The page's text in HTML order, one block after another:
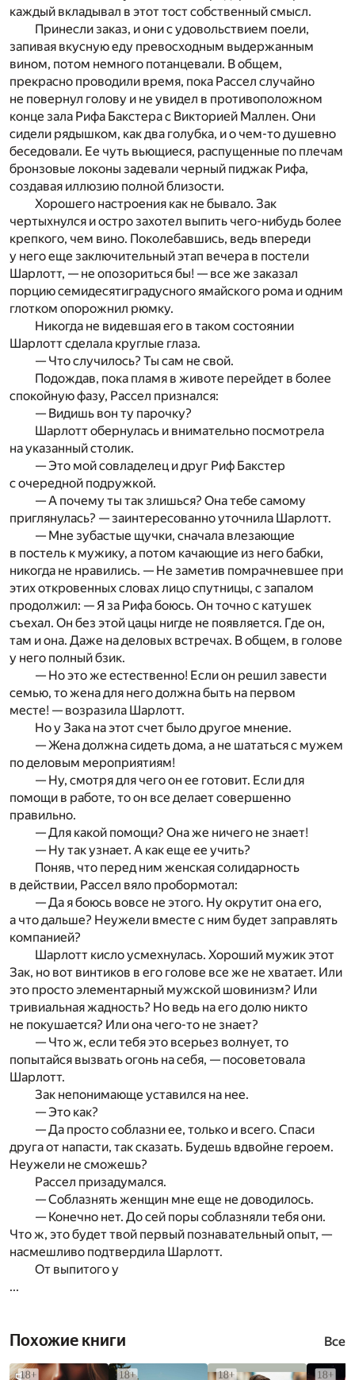
каждый вкладывал в этот тост собственный смысл.
Принесли заказ, и они с удовольствием поели,
запивая вкусную еду превосходным выдержанным
вином, потом немного потанцевали. В общем,
прекрасно проводили время, пока Рассел случайно
не повернул голову и не увидел в противоположном
конце зала Рифа Бакстера с Викторией Маллен. Они
сидели рядышком, как два голубка, и о чем-то душевно
беседовали. Ее чуть вьющиеся, распущенные по плечам
бронзовые локоны задевали черный пиджак Рифа,
создавая иллюзию полной близости.
Хорошего настроения как не бывало. Зак
чертыхнулся и остро захотел выпить чего-нибудь более
крепкого, чем вино. Поколебавшись, ведь впереди
у него еще заключительный этап вечера в постели
Шарлотт, — не опозориться бы! — все же заказал
порцию семидесятиградусного ямайского рома и одним
глотком опорожнил рюмку.
Никогда не видевшая его в таком состоянии
Шарлотт сделала круглые глаза.
— Что случилось? Ты сам не свой.
Подождав, пока пламя в животе перейдет в более
спокойную фазу, Рассел признался:
— Видишь вон ту парочку?
Шарлотт обернулась и внимательно посмотрела
на указанный столик.
— Это мой совладелец и друг Риф Бакстер
с очередной подружкой.
— А почему ты так злишься? Она тебе самому
приглянулась? — заинтересованно уточнила Шарлотт.
— Мне зубастые щучки, сначала влезающие
в постель к мужику, а потом качающие из него бабки,
никогда не нравились. — Не заметив помрачневшее при
этих откровенных словах лицо спутницы, с запалом
продолжил: — Я за Рифа боюсь. Он точно с катушек
съехал. Он без этой цацы нигде не появляется. Где он,
там и она. Даже на деловых встречах. В общем, в голове
у него полный бзик.
— Но это же естественно! Если он решил завести
семью, то жена для него должна быть на первом
месте! — возразила Шарлотт.
Но у Зака на этот счет было другое мнение.
— Жена должна сидеть дома, а не шататься с мужем
по деловым мероприятиям!
— Ну, смотря для чего он ее готовит. Если для
помощи в работе, то он все делает совершенно
правильно.
— Для какой помощи? Она же ничего не знает!
— Ну так узнает. А как еще ее учить?
Поняв, что перед ним женская солидарность
в действии, Рассел вяло пробормотал:
— Да я боюсь вовсе не этого. Ну окрутит она его,
а что дальше? Неужели вместе с ним будет заправлять
компанией?
Шарлотт кисло усмехнулась. Хороший мужик этот
Зак, но вот винтиков в его голове все же не хватает. Или
это просто элементарный мужской шовинизм? Или
тривиальная жадность? Но ведь на его долю никто
не покушается? Или она чего-то не знает?
— Что ж, если тебя это всерьез волнует, то
попытайся вызвать огонь на себя, — посоветовала
Шарлотт.
Зак непонимающе уставился на нее.
— Это как?
— Да просто соблазни ее, только и всего. Спаси
друга от напасти, так сказать. Будешь вдвойне героем.
Неужели не сможешь?
Рассел призадумался.
— Соблазнять женщин мне еще не доводилось.
— Конечно нет. До сей поры соблазняли тебя они.
Что ж, это будет твой первый познавательный опыт, —
насмешливо подтвердила Шарлотт.
От выпитого у
...
Похожие книги Все